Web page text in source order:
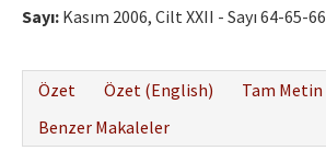
Sayı: Kasım 2006, Cilt XXII - Sayı 64-65-66
Özet
Özet (English) Tam Metin
Benzer Makaleler